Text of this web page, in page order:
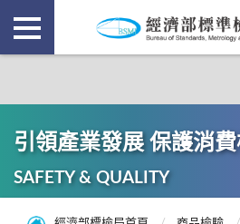
引領產業發展 保護消
SAFETY & QUALITY